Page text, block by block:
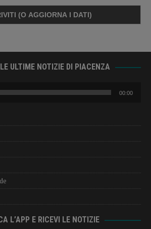
ULTIME NOTIZIE DI PIACENZA
00:00
L’APP E RICEVI LE NOTIZIE